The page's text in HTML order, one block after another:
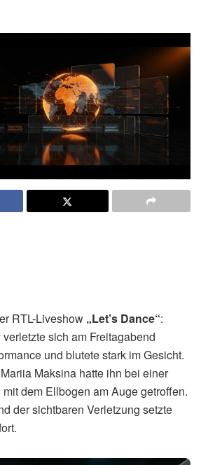
RTL-Liveshow „Let’s Dance“:
sich am Freitagabend
und blutete stark im Gesicht.
Maksina hatte ihn bei einer
dem Ellbogen am Auge getroffen.
der sichtbaren Verletzung setzte